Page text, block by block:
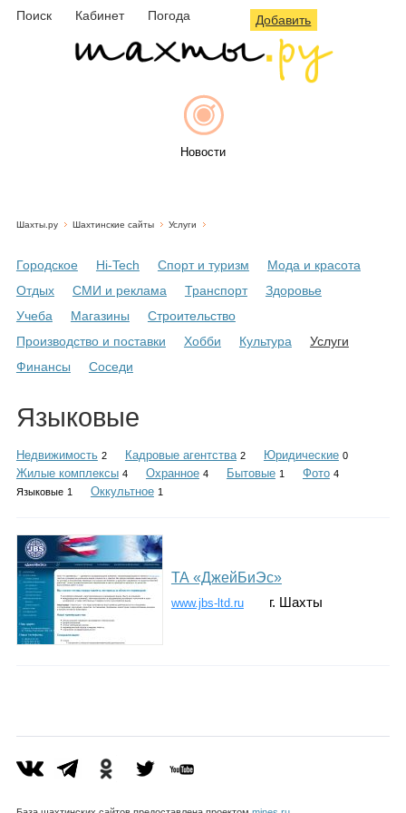
Поиск Кабинет Погода Добавить
Новости
Объявления
Гороскоп
Шахты.ру Шахтинские сайты Услуги
Городское Hi-Tech Спорт и туризм
Мода и красота
Отдых
СМИ и реклама Транспорт
Здоровье
Учеба
Магазины
Строительство
Производство и поставки
Хобби Культура
Услуги
Финансы
Соседи
Языковые
Недвижимость 2 Кадровые агентства 2 Юридические 0
Жилые комплексы 4 Охранное 4 Бытовые 1 Фото 4
Языковые 1 Оккультное 1
ТА «ДжейБиЭс»
www.jbs-ltd.ru г. Шахты